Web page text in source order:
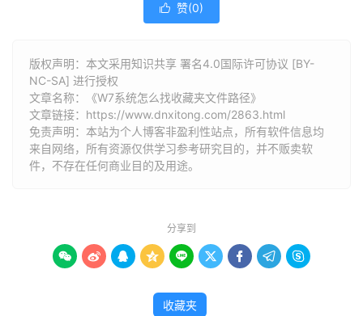
 赞(0)
版权声明：本文采用知识共享 署名4.0国际许可协议 [BY-
NC-SA] 进行授权
文章名称：《W7系统怎么找收藏夹文件路径》
文章链接： https://www.dnxitong.com/2863.html
免责声明：本站为个人博客非盈利性站点，所有软件信息均
来自网络，所有资源仅供学习参考研究目的，并不贩卖软
件，不存在任何商业目的及用途。
分享到
        
收藏夹